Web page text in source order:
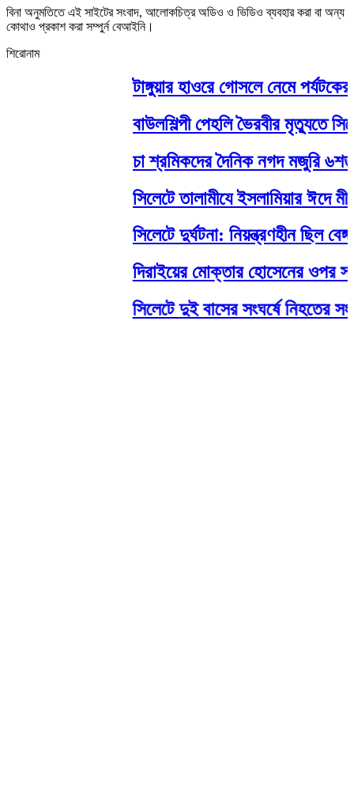
বিনা অনুমতিতে এই সাইটের সংবাদ, আলোকচিত্র অডিও ও ভিডিও ব্যবহার করা বা অন্য
কোথাও প্রকাশ করা সম্পুর্ন বেআইনি।
শিরোনাম
টাঙ্গুয়ার হাওরে গোসলে নেমে পর্যটকের
বাউলশিল্পী পেহলি ভৈরবীর মৃত্যুতে
চা শ্রমিকদের দৈনিক নগদ মজুরি ৬শত
সিলেটে তালামীযে ইসলামিয়ার ঈদে
সিলেটে দুর্ঘটনা: নিয়ন্ত্রণহীন ছিল
দিরাইয়ের মোক্তার হোসেনের ওপর
সিলেটে দুই বাসের সংঘর্ষে নিহতের